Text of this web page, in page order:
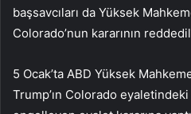
başsavcıları da Yüksek
Colorado’nun kararının
5 Ocak’ta ABD Yüksek
Trump’ın Colorado eyaletindeki